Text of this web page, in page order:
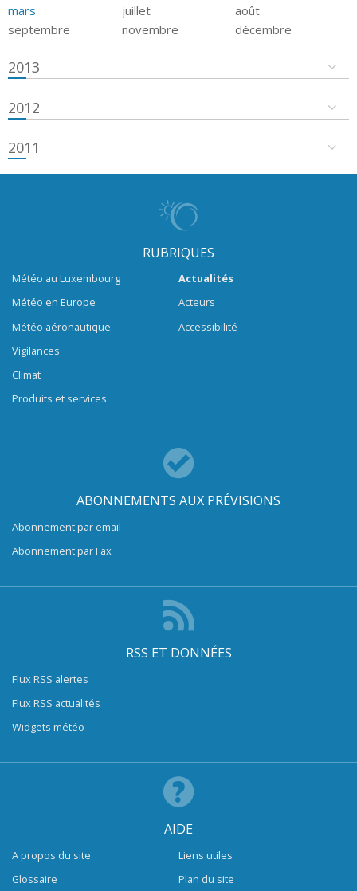
mars juillet
août
septembre
novembre décembre
2013
2012
2011
RUBRIQUES
Météo au Luxembourg
Météo en Europe
Météo aéronautique
Vigilances
Climat
Produits et services
Actualités
Acteurs
Accessibilité
ABONNEMENTS AUX PRÉVISIONS
Abonnement par email
Abonnement par Fax
RSS ET DONNÉES
Flux RSS alertes
Flux RSS actualités
Widgets météo
AIDE
A propos du site
Glossaire
Liens utiles
Plan du site